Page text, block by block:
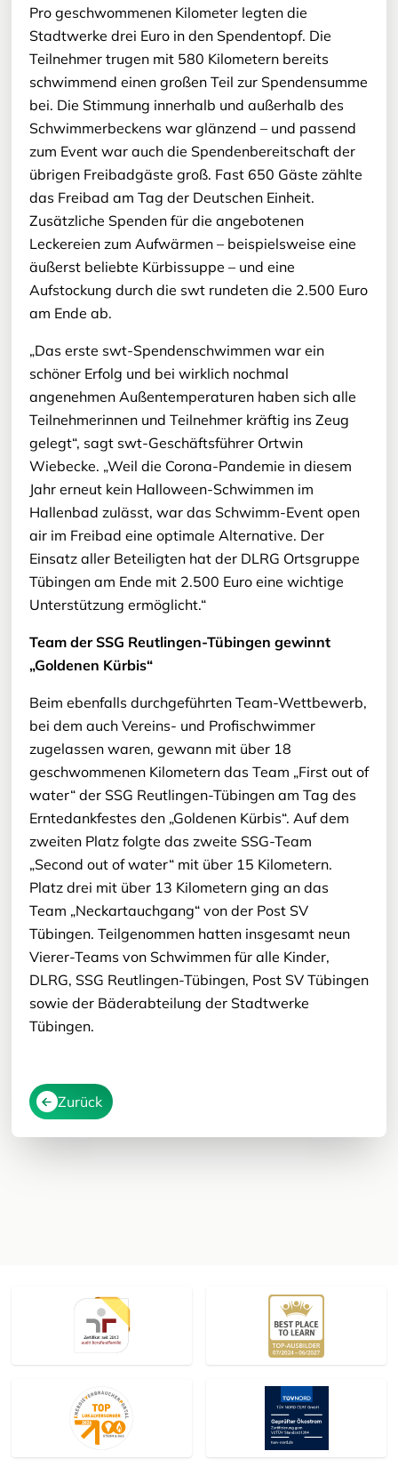
Pro geschwommenen Kilometer legten die
Stadtwerke drei Euro in den Spendentopf. Die
Teilnehmer trugen mit 580 Kilometern bereits
schwimmend einen großen Teil zur Spendensumme
bei. Die Stimmung innerhalb und außerhalb des
Schwimmerbeckens war glänzend – und passend
zum Event war auch die Spendenbereitschaft der
übrigen Freibadgäste groß. Fast 650 Gäste zählte
das Freibad am Tag der Deutschen Einheit.
Zusätzliche Spenden für die angebotenen
Leckereien zum Aufwärmen – beispielsweise eine
äußerst beliebte Kürbissuppe – und eine
Aufstockung durch die swt rundeten die 2.500 Euro
am Ende ab.
„Das erste swt-Spendenschwimmen war ein
schöner Erfolg und bei wirklich nochmal
angenehmen Außentemperaturen haben sich alle
Teilnehmerinnen und Teilnehmer kräftig ins Zeug
gelegt“, sagt swt-Geschäftsführer Ortwin
Wiebecke. „Weil die Corona-Pandemie in diesem
Jahr erneut kein Halloween-Schwimmen im
Hallenbad zulässt, war das Schwimm-Event open
air im Freibad eine optimale Alternative. Der
Einsatz aller Beteiligten hat der DLRG Ortsgruppe
Tübingen am Ende mit 2.500 Euro eine wichtige
Unterstützung ermöglicht.“
Team der SSG Reutlingen-Tübingen gewinnt
„Goldenen Kürbis“
Beim ebenfalls durchgeführten Team-Wettbewerb,
bei dem auch Vereins- und Profischwimmer
zugelassen waren, gewann mit über 18
geschwommenen Kilometern das Team „First out of
water“ der SSG Reutlingen-Tübingen am Tag des
Erntedankfestes den „Goldenen Kürbis“. Auf dem
zweiten Platz folgte das zweite SSG-Team
„Second out of water“ mit über 15 Kilometern.
Platz drei mit über 13 Kilometern ging an das
Team „Neckartauchgang“ von der Post SV
Tübingen. Teilgenommen hatten insgesamt neun
Vierer-Teams von Schwimmen für alle Kinder,
DLRG, SSG Reutlingen-Tübingen, Post SV Tübingen
sowie der Bäderabteilung der Stadtwerke
Tübingen.
Zurück